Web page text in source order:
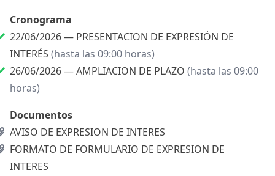
Cronograma
22/06/2026 — PRESENTACION DE EXPRESIÓN DE
INTERÉS (hasta las 09:00 horas)
26/06/2026 —AMPLIACION DE PLAZO (hasta las 09:00
horas)
Documentos
AVISO DE EXPRESION DE INTERES
FORMATO DE FORMULARIO DE EXPRESION DE
INTERES